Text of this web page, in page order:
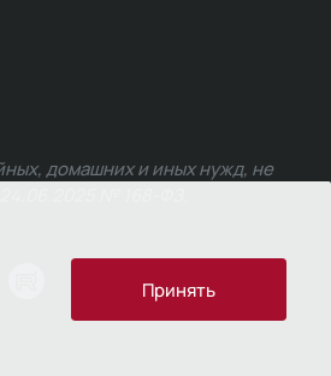
Принять
домашних и иных нужд, не